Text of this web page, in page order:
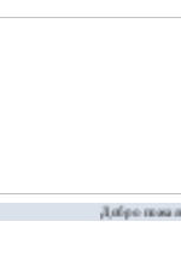
Добро